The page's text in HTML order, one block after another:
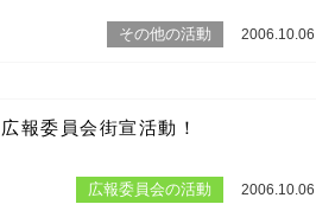
その他の活動 2006.10.06
広報委員会街宣活動！
広報委員会の活動 2006.10.06